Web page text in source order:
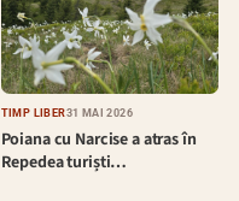
TIMP LIBER31 MAI 2026
Poiana cu Narcise a atras în
Repedea turiști…